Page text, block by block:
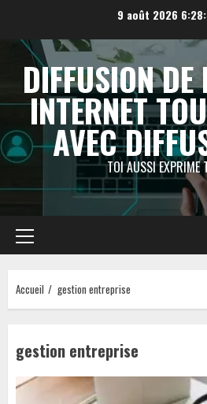
contenu
9 août 2026
DIFFUSION DE
INTERNET
AVEC
TOI AUSSI EXPRIME
Menu
principal
Accueil gestion entreprise
gestion entreprise